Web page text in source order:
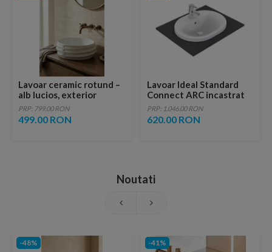
Lavoar ceramic rotund –
alb lucios, exterior
reliefat modern
PRP: 799.00 RON
499.00 RON
Lavoar Ideal Standard
Connect ARC incastrat
62x46 cm
PRP: 1,046.00 RON
620.00 RON
Noutati
-48% -41%